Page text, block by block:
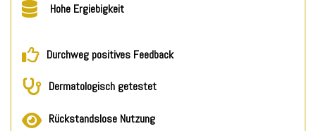
Hohe Ergiebigkeit
Durchweg positives Feedback
Dermatologisch getestet
Rückstandslose Nutzung